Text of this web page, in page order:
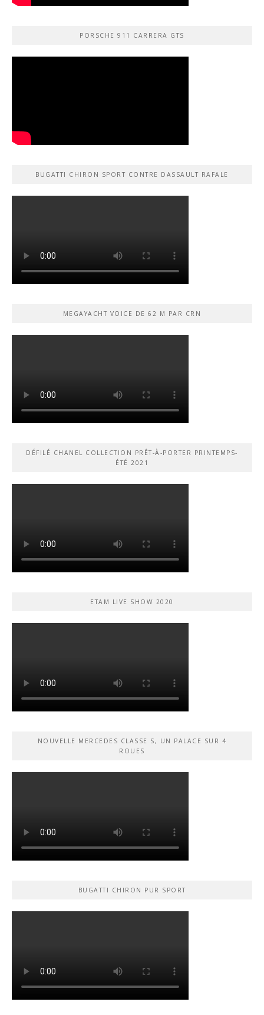
PORSCHE 911 CARRERA GTS
BUGATTI CHIRON SPORT CONTRE DASSAULT RAFALE
MEGAYACHT VOICE DE 62 M PAR CRN
DÉFILÉ CHANEL COLLECTION PRÊT-À-PORTER PRINTEMPS-
ÉTÉ 2021
ETAM LIVE SHOW 2020
NOUVELLE MERCEDES CLASSE S, UN PALACE SUR 4
ROUES
BUGATTI CHIRON PUR SPORT